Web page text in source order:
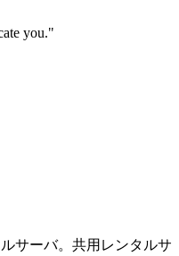
you."
サーバ。共用レンタルサ